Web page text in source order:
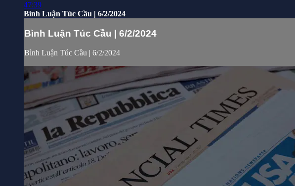
47:39
Bình Luận Túc Cầu | 6/2/2024
Bình Luận Túc Cầu | 6/2/2024
Bình Luận Túc Cầu | 6/2/2024